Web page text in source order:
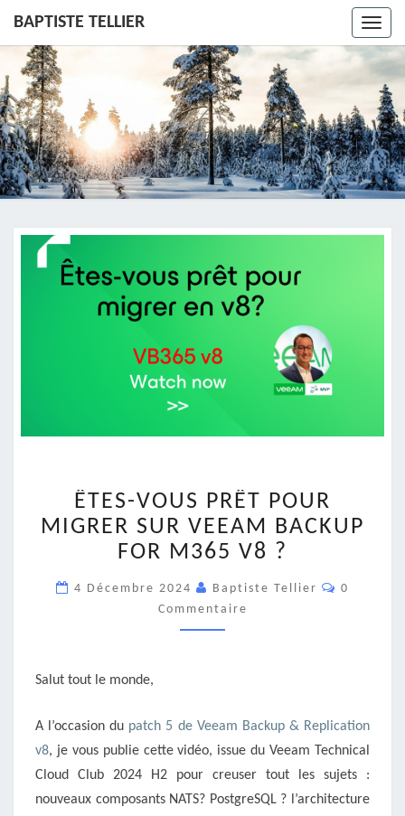
BAPTISTE TELLIER
VOUS
PRÊT
POUR
MIGRER
SUR
ÊTES-VOUS PRÊT POUR
MIGRER SUR VEEAM BACKUP
FOR M365 V8 ?
4 Décembre 2024 Baptiste Tellier
0
Commentaire
Salut tout le monde,
A l’occasion du patch 5 de Veeam Backup & Replication
v8, je vous publie cette vidéo, issue du Veeam Technical
Cloud Club 2024 H2 pour creuser tout les sujets :
nouveaux composants NATS? PostgreSQL ? l’architecture